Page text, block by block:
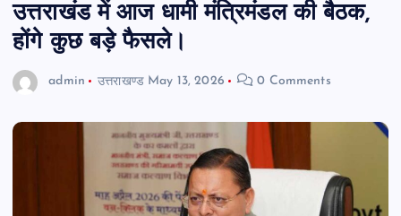
उत्तराखंड में आज धामी मंत्रिमंडल की बैठक,
होंगे कुछ बड़े फैसले।
admin उत्तराखण्ड May 13, 2026 0 Comments